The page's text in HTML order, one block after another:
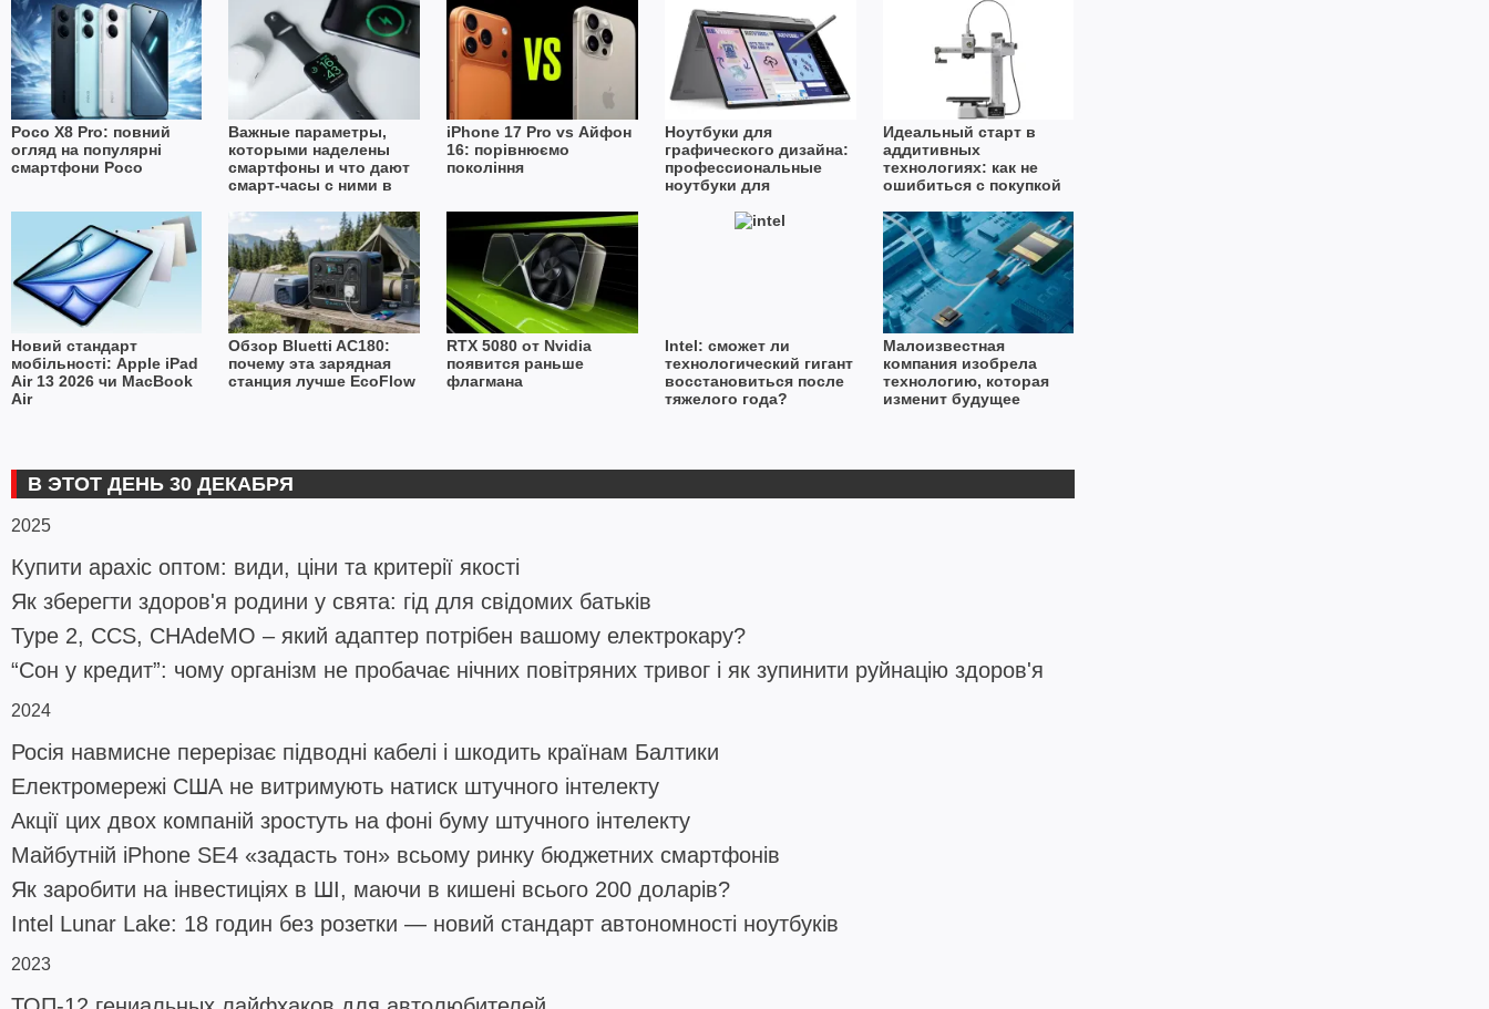
Poco X8 Pro: повний
огляд на популярні
смартфони Poco
Важные параметры,
которыми наделены
смартфоны и что дают
смарт-часы с ними в
iPhone 17 Pro vs Айфон
16: порівнюємо
покоління
Ноутбуки для
графического дизайна:
профессиональные
ноутбуки для
Идеальный старт в
аддитивных
технологиях: как не
ошибиться с покупкой
Новий стандарт
мобільності: Apple iPad
Air 13 2026 чи MacBook
Air
Обзор Bluetti AC180:
почему эта зарядная
станция лучше EcoFlow
RTX 5080 от Nvidia
появится раньше
флагмана
Intel: сможет ли
технологический гигант
восстановиться после
тяжелого года?
Малоизвестная
компания изобрела
технологию, которая
изменит будущее
В ЭТОТ ДЕНЬ 30 ДЕКАБРЯ
2025
Купити арахіс оптом: види, ціни та критерії якості
Як зберегти здоров'я родини у свята: гід для свідомих батьків
Type 2, CCS, CHAdeMO – який адаптер потрібен вашому електрокару?
“Сон у кредит”: чому організм не пробачає нічних повітряних тривог і як зупинити руйнацію здоров'я
2024
Росія навмисне перерізає підводні кабелі і шкодить країнам Балтики
Електромережі США не витримують натиск штучного інтелекту
Акції цих двох компаній зростуть на фоні буму штучного інтелекту
Майбутній iPhone SE4 «задасть тон» всьому ринку бюджетних смартфонів
Як заробити на інвестиціях в ШІ, маючи в кишені всього 200 доларів?
Intel Lunar Lake: 18 годин без розетки — новий стандарт автономності ноутбуків
2023